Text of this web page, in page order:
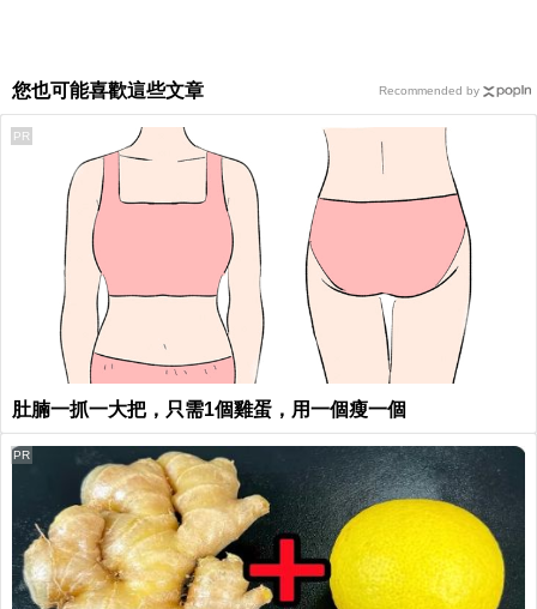
您也可能喜歡這些文章
肚腩一抓一大把，只需1個雞蛋，用一個瘦一個
PR
PR
Recommended by